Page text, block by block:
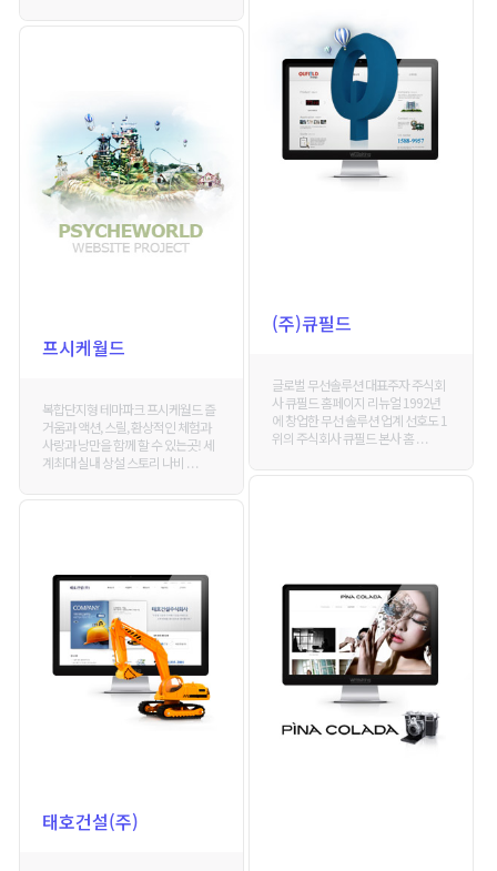
(주)큐필드
글로벌 무선솔루션 대표주자 주식회
사 큐필드 홈페이지 리뉴얼 1992년
에 창업한 무선 솔루션 업계 선호도 1
위의 주식회사 큐필드 본사 홈 . . .
프시케월드
복합단지형 테마파크 프시케월드 즐
거움과 액션, 스릴, 환상적인 체험과
사랑과 낭만을 함께 할 수 있는곳! 세
계최대 실내 상설 스토리 나비 . . .
태호건설(주)